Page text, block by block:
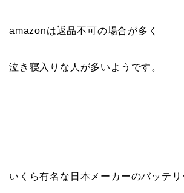
amazonは返品不可の場合が多く
泣き寝入りな人が多いようです。
いくら有名な日本メーカーのバッテリ